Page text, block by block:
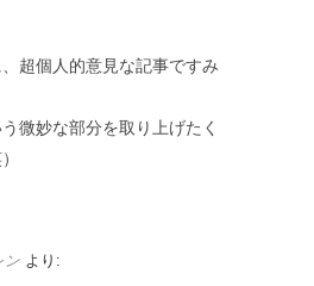
超個人的意見な記事ですみ
微妙な部分を取り上げたく
ン より: